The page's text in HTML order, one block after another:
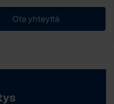
Ota yhteyttä